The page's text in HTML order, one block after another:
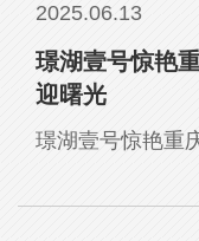
2025.06.13
璟湖壹号惊艳
迎曙光
璟湖壹号惊艳重